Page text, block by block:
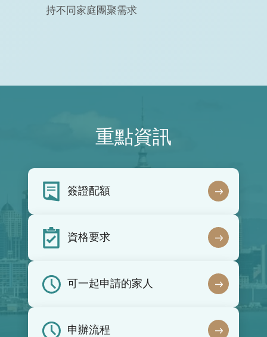
持不同家庭團聚需求
重點資訊
簽證配額
資格要求
可一起申請的家人
申辦流程